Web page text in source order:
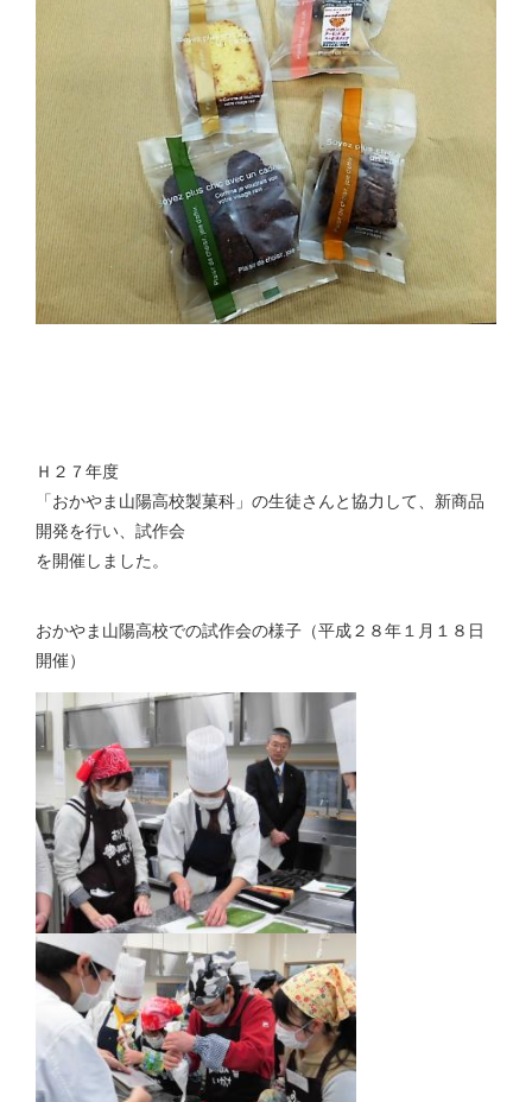
Ｈ２７年度
「おかやま山陽高校製菓科」の生徒さんと協力して、新商品
開発を行い、試作会
を開催しました。
おかやま山陽高校での試作会の様子（平成２８年１月１８日
開催）